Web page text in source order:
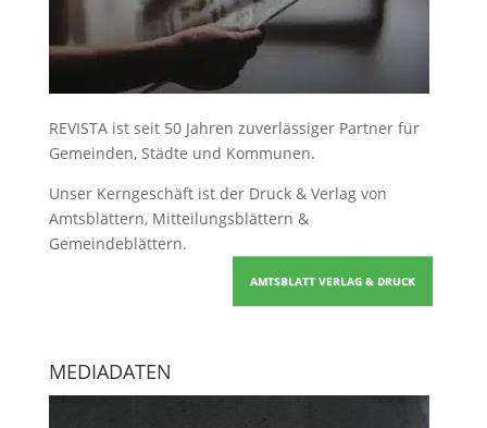
REVISTA ist seit 50 Jahren zuverlässiger Partner für
Gemeinden, Städte und Kommunen.
Unser Kerngeschäft ist der Druck & Verlag von
Amtsblättern, Mitteilungsblättern &
Gemeindeblättern.
AMTSBLATT VERLAG & DRUCK
MEDIADATEN